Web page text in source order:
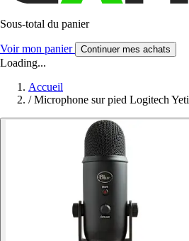
Sous-total du panier
Voir mon panier Continuer mes achats
Loading...
Accueil
/ Microphone sur pied Logitech Yeti